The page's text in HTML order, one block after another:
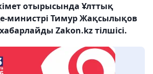
отырысында Ұлттық
министрі Тимур Жақсылықов
Zakon.kz тілшісі.